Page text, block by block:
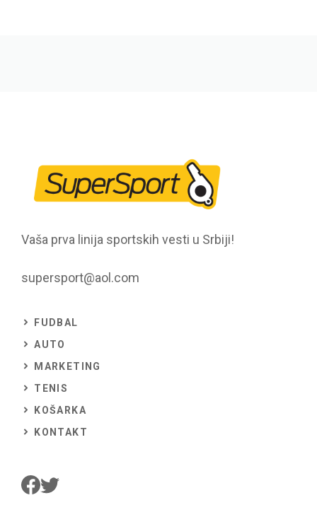
Vaša prva linija sportskih vesti u Srbiji!
supersport@aol.com
FUDBAL
AUTO
MARKETING
TENIS
KOŠARKA
KONTAKT